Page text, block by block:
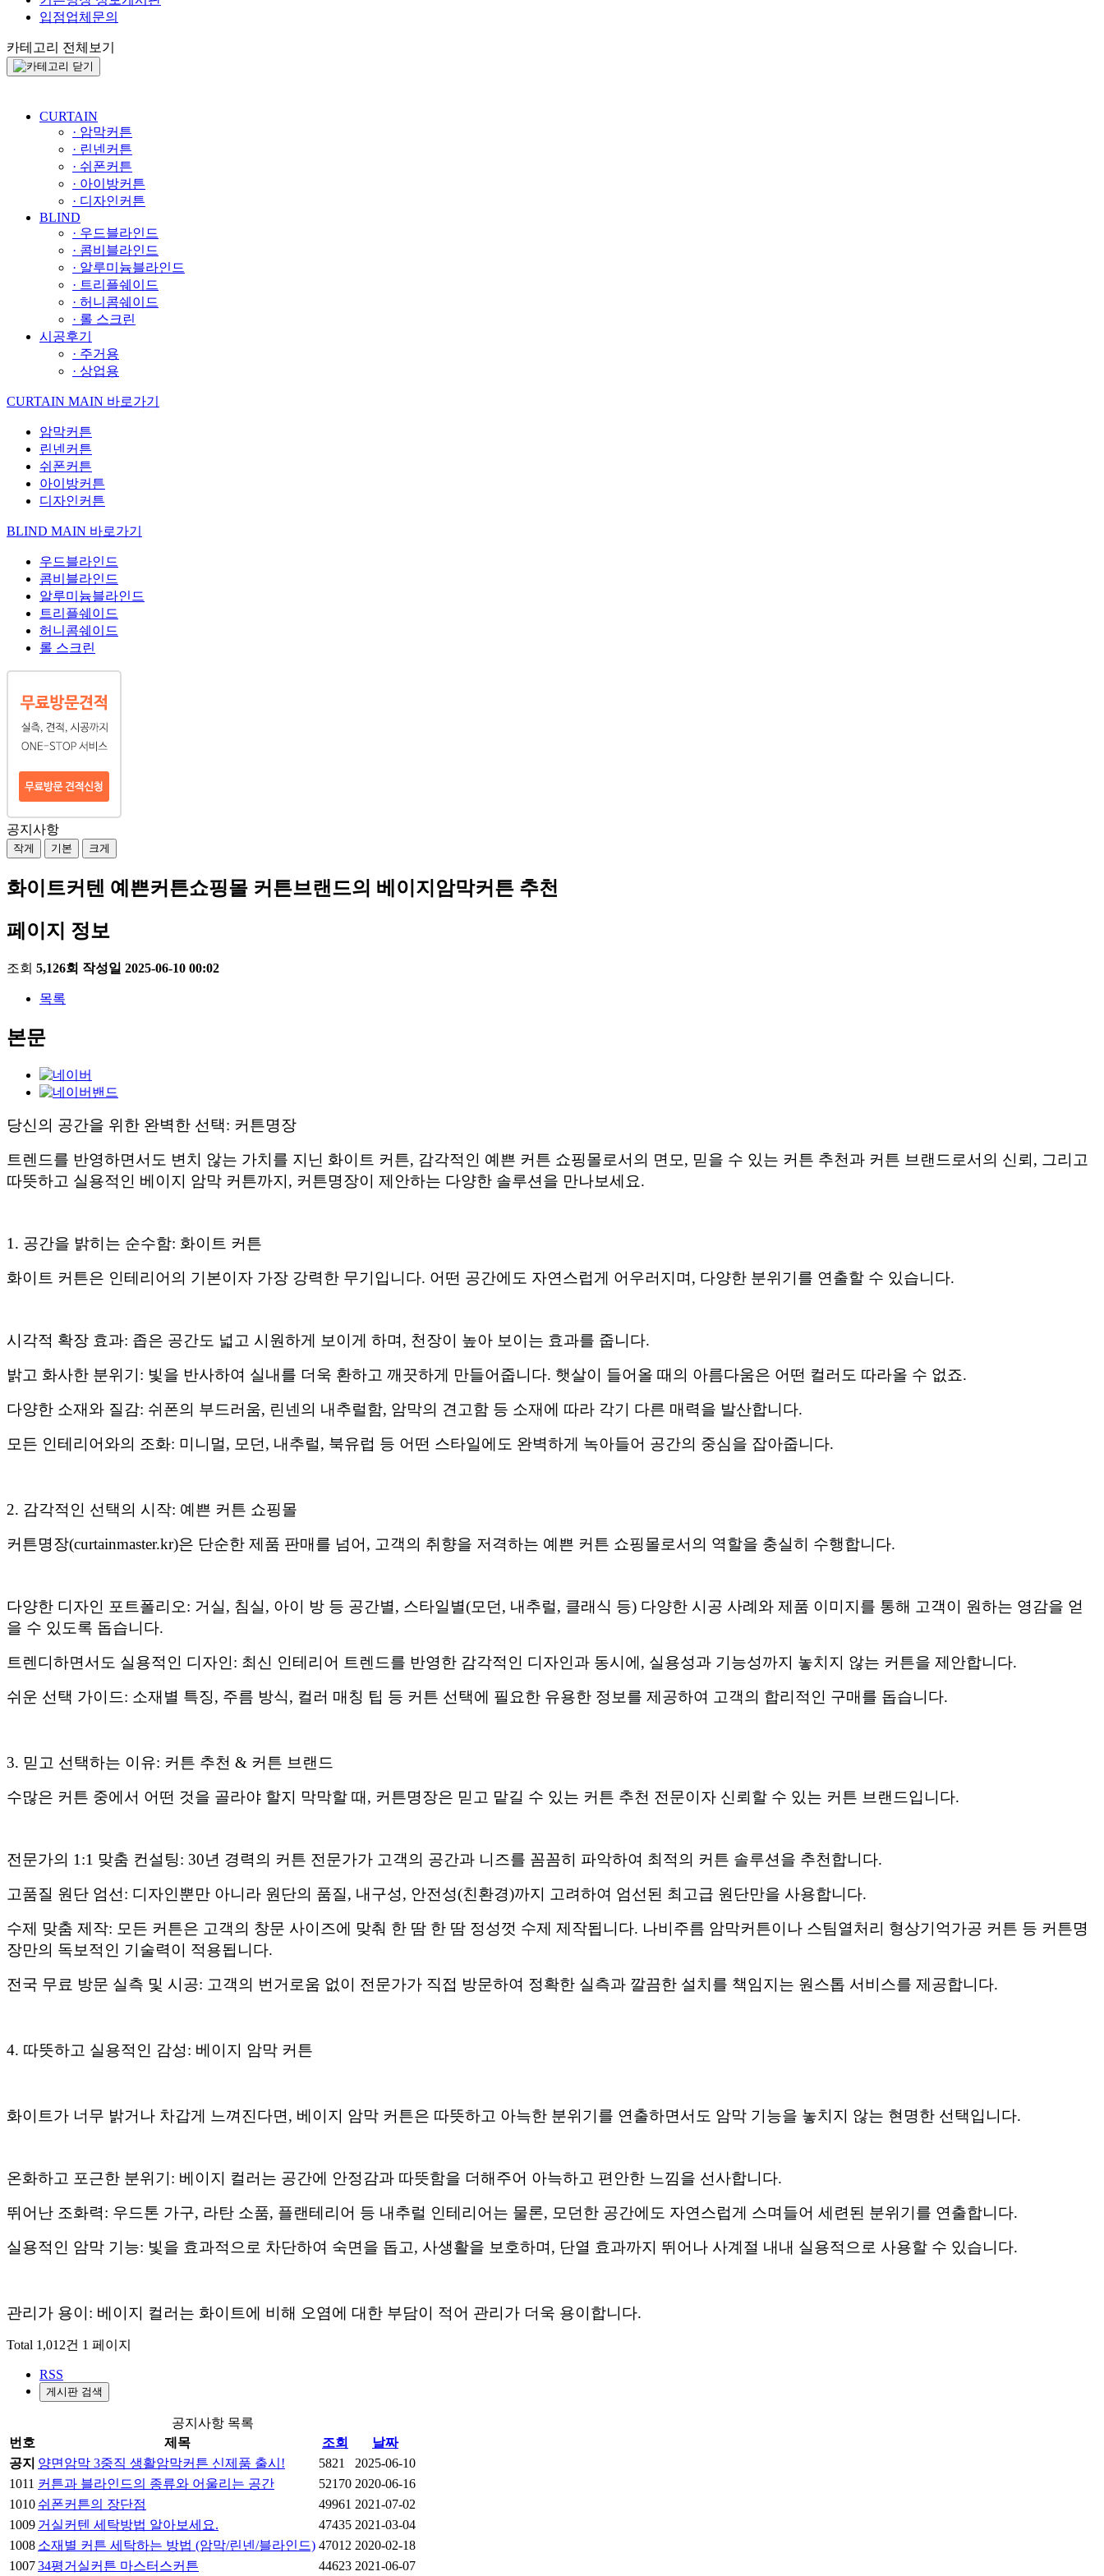
입점업체문의
카테고리 전체보기
CURTAIN
· 암막커튼
· 린넨커튼
· 쉬폰커튼
· 아이방커튼
· 디자인커튼
BLIND
· 우드블라인드
· 콤비블라인드
· 알루미늄블라인드
· 트리플쉐이드
· 허니콤쉐이드
· 롤 스크린
시공후기
· 주거용
· 상업용
CURTAIN MAIN 바로가기
암막커튼
린넨커튼
쉬폰커튼
아이방커튼
디자인커튼
BLIND MAIN 바로가기
우드블라인드
콤비블라인드
알루미늄블라인드
트리플쉐이드
허니콤쉐이드
롤 스크린
공지사항
작게 기본 크게
화이트커텐 예쁜커튼쇼핑몰 커튼브랜드의 베이지암막커튼 추천
페이지 정보
조회 5,126회 작성일 2025-06-10 00:02
목록
본문
당신의 공간을 위한 완벽한 선택: 커튼명장
트렌드를 반영하면서도 변치 않는 가치를 지닌 화이트 커튼, 감각적인 예쁜 커튼 쇼핑몰로서의 면모, 믿을 수 있는 커튼 추천과 커튼 브랜드로서의 신뢰, 그리고
따뜻하고 실용적인 베이지 암막 커튼까지, 커튼명장이 제안하는 다양한 솔루션을 만나보세요.
1. 공간을 밝히는 순수함: 화이트 커튼
화이트 커튼은 인테리어의 기본이자 가장 강력한 무기입니다. 어떤 공간에도 자연스럽게 어우러지며, 다양한 분위기를 연출할 수 있습니다.
시각적 확장 효과: 좁은 공간도 넓고 시원하게 보이게 하며, 천장이 높아 보이는 효과를 줍니다.
밝고 화사한 분위기: 빛을 반사하여 실내를 더욱 환하고 깨끗하게 만들어줍니다. 햇살이 들어올 때의 아름다움은 어떤 컬러도 따라올 수 없죠.
다양한 소재와 질감: 쉬폰의 부드러움, 린넨의 내추럴함, 암막의 견고함 등 소재에 따라 각기 다른 매력을 발산합니다.
모든 인테리어와의 조화: 미니멀, 모던, 내추럴, 북유럽 등 어떤 스타일에도 완벽하게 녹아들어 공간의 중심을 잡아줍니다.
2. 감각적인 선택의 시작: 예쁜 커튼 쇼핑몰
커튼명장(curtainmaster.kr)은 단순한 제품 판매를 넘어, 고객의 취향을 저격하는 예쁜 커튼 쇼핑몰로서의 역할을 충실히 수행합니다.
다양한 디자인 포트폴리오: 거실, 침실, 아이 방 등 공간별, 스타일별(모던, 내추럴, 클래식 등) 다양한 시공 사례와 제품 이미지를 통해 고객이 원하는 영감을 얻
을 수 있도록 돕습니다.
트렌디하면서도 실용적인 디자인: 최신 인테리어 트렌드를 반영한 감각적인 디자인과 동시에, 실용성과 기능성까지 놓치지 않는 커튼을 제안합니다.
쉬운 선택 가이드: 소재별 특징, 주름 방식, 컬러 매칭 팁 등 커튼 선택에 필요한 유용한 정보를 제공하여 고객의 합리적인 구매를 돕습니다.
3. 믿고 선택하는 이유: 커튼 추천 & 커튼 브랜드
수많은 커튼 중에서 어떤 것을 골라야 할지 막막할 때, 커튼명장은 믿고 맡길 수 있는 커튼 추천 전문이자 신뢰할 수 있는 커튼 브랜드입니다.
전문가의 1:1 맞춤 컨설팅: 30년 경력의 커튼 전문가가 고객의 공간과 니즈를 꼼꼼히 파악하여 최적의 커튼 솔루션을 추천합니다.
고품질 원단 엄선: 디자인뿐만 아니라 원단의 품질, 내구성, 안전성(친환경)까지 고려하여 엄선된 최고급 원단만을 사용합니다.
수제 맞춤 제작: 모든 커튼은 고객의 창문 사이즈에 맞춰 한 땀 한 땀 정성껏 수제 제작됩니다. 나비주름 암막커튼이나 스팀열처리 형상기억가공 커튼 등 커튼명
장만의 독보적인 기술력이 적용됩니다.
전국 무료 방문 실측 및 시공: 고객의 번거로움 없이 전문가가 직접 방문하여 정확한 실측과 깔끔한 설치를 책임지는 원스톱 서비스를 제공합니다.
4. 따뜻하고 실용적인 감성: 베이지 암막 커튼
화이트가 너무 밝거나 차갑게 느껴진다면, 베이지 암막 커튼은 따뜻하고 아늑한 분위기를 연출하면서도 암막 기능을 놓치지 않는 현명한 선택입니다.
온화하고 포근한 분위기: 베이지 컬러는 공간에 안정감과 따뜻함을 더해주어 아늑하고 편안한 느낌을 선사합니다.
뛰어난 조화력: 우드톤 가구, 라탄 소품, 플랜테리어 등 내추럴 인테리어는 물론, 모던한 공간에도 자연스럽게 스며들어 세련된 분위기를 연출합니다.
실용적인 암막 기능: 빛을 효과적으로 차단하여 숙면을 돕고, 사생활을 보호하며, 단열 효과까지 뛰어나 사계절 내내 실용적으로 사용할 수 있습니다.
관리가 용이: 베이지 컬러는 화이트에 비해 오염에 대한 부담이 적어 관리가 더욱 용이합니다.
Total 1,012건 1 페이지
RSS
게시판 검색
공지사항 목록
번호
제목 조회
날짜
공지 양면암막 3중직 생활암막커튼 신제품 출시! 5821
2025-06-10
1011 커튼과 블라인드의 종류와 어울리는 공간 52170 2020-06-16
1010 쉬폰커튼의 장단점 49961 2021-07-02
1009 거실커텐 세탁방법 알아보세요. 47435 2021-03-04
1008 소재별 커튼 세탁하는 방법 (암막/린넨/블라인드) 47012 2020-02-18
100734평거실커튼 마스터스커튼 44623 2021-06-07